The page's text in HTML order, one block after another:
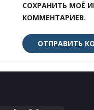
СОХРАНИТЬ МОЁ
КОММЕНТАРИЕВ.